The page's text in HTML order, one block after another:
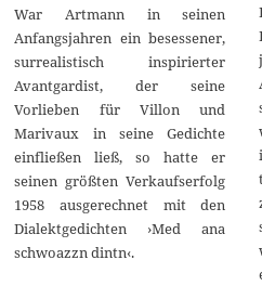
War Artmann in seinen
Anfangsjahren ein besessener,
surrealistisch inspirierter
Avantgardist, der seine
Vorlieben für Villon und
Marivaux in seine Gedichte
einfließen ließ, so hatte er
seinen größten Verkaufserfolg
1958 ausgerechnet mit den
Dialektgedichten ›Med ana
schwoazzn dintn‹.